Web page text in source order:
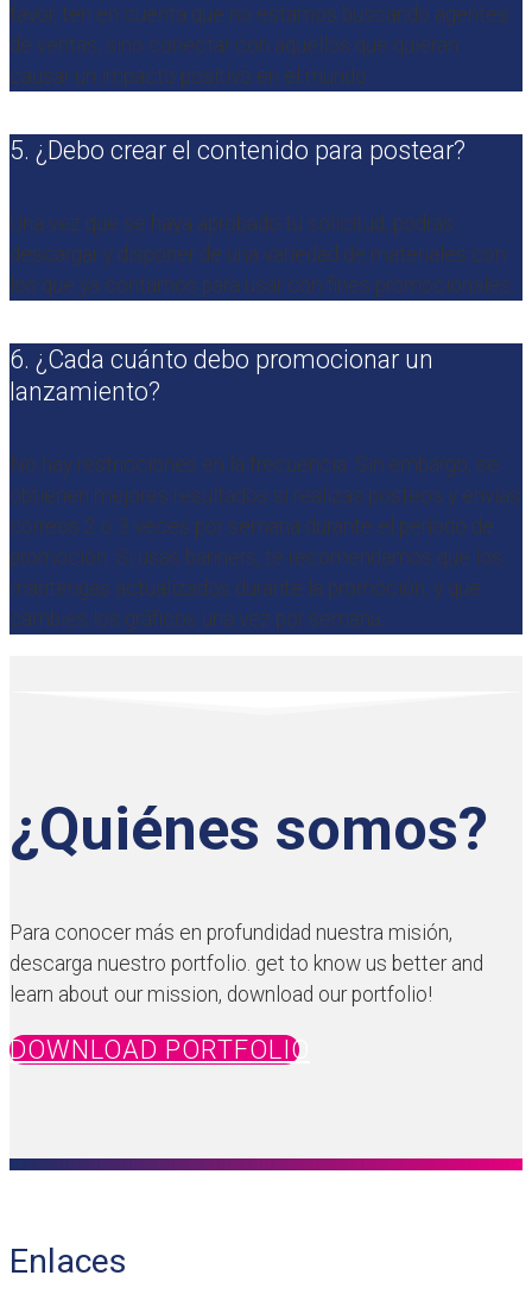
favor, ten en cuenta que no estamos buscando agentes
de ventas, sino conectar con aquellos que quieran
causar un impacto positivo en el mundo.
5. ¿Debo crear el contenido para postear?
Una vez que se haya aprobado tu solicitud, podrás
descargar y disponer de una variedad de materiales con
los que ya contamos para usar con fines promocionales.
6. ¿Cada cuánto debo promocionar un
lanzamiento?
No hay restricciones en la frecuencia. Sin embargo, se
obtienen mejores resultados si realizas posteos y envías
correos 2 o 3 veces por semana durante el período de
promoción. Si usas banners, te recomendamos que los
mantengas actualizados durante la promoción, y que
cambies los gráficos una vez por semana.
¿Quiénes somos?
Para conocer más en profundidad nuestra misión,
descarga nuestro portfolio. get to know us better and
learn about our mission, download our portfolio!
DOWNLOAD PORTFOLIO
Enlaces